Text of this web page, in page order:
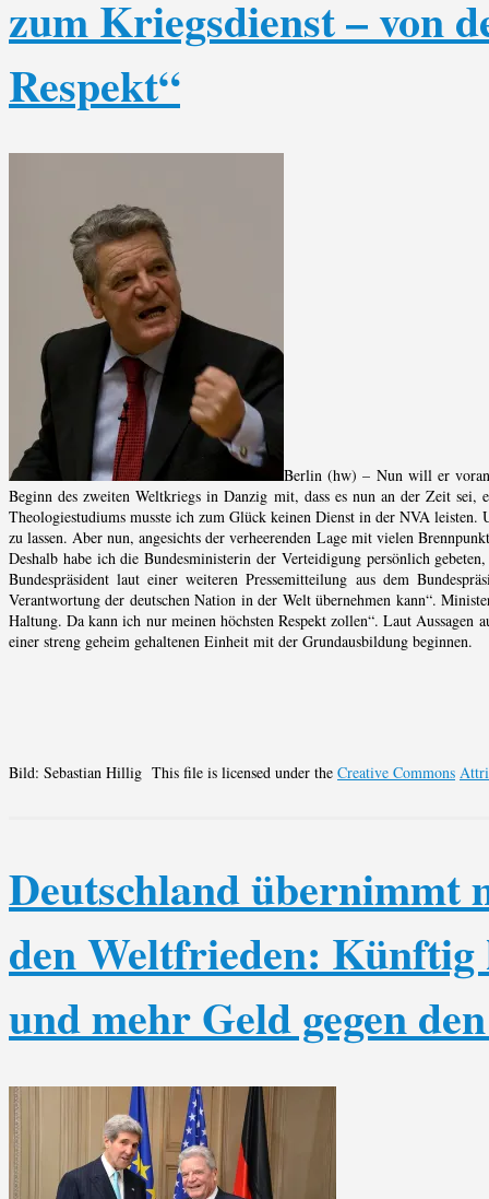
zum Kriegsdienst – von
Respekt“
Berlin (hw) – Nun will er
Beginn des zweiten Weltkriegs in Danzig mit, dass es nun an der Zeit sei,
Theologiestudiums musste ich zum Glück keinen Dienst in der NVA
zu lassen. Aber nun, angesichts der verheerenden Lage mit vielen
Deshalb habe ich die Bundesministerin der Verteidigung persönlich
Bundespräsident laut einer weiteren Pressemitteilung aus dem
Verantwortung der deutschen Nation in der Welt übernehmen kann“.
Haltung. Da kann ich nur meinen höchsten Respekt zollen“. Laut
einer streng geheim gehaltenen Einheit mit der Grundausbildung beginnen.
Bild: Sebastian Hillig This file is licensed under the Creative Commons
Deutschland
den Weltfrieden: Künftig
und mehr Geld gegen